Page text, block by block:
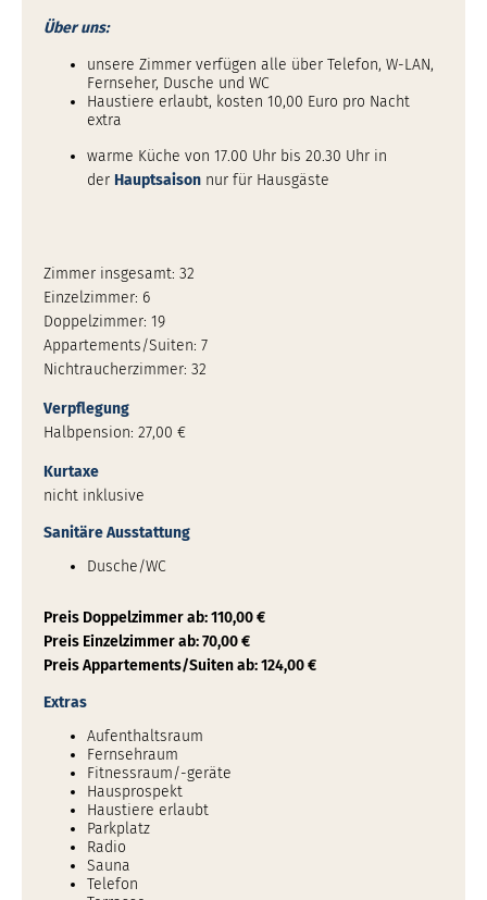
Über uns:
unsere Zimmer verfügen alle über Telefon, W-LAN,
Fernseher, Dusche und WC
Haustiere erlaubt, kosten 10,00 Euro pro Nacht
extra
warme Küche von 17.00 Uhr bis 20.30 Uhr in
der Hauptsaison nur für Hausgäste
Zimmer insgesamt: 32
Einzelzimmer: 6
Doppelzimmer: 19
Appartements/Suiten: 7
Nichtraucherzimmer: 32
Verpflegung
Halbpension: 27,00 €
Kurtaxe
nicht inklusive
Sanitäre Ausstattung
Dusche/WC
Preis Doppelzimmer ab: 110,00 €
Preis Einzelzimmer ab: 70,00 €
Preis Appartements/Suiten ab: 124,00 €
Extras
Aufenthaltsraum
Fernsehraum
Fitnessraum/-geräte
Hausprospekt
Haustiere erlaubt
Parkplatz
Radio
Sauna
Telefon